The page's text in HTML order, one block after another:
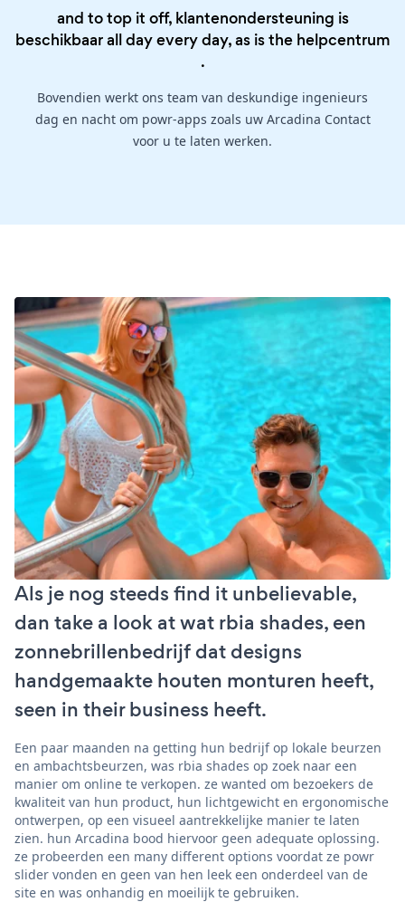
and to top it off, klantenondersteuning is
beschikbaar all day every day, as is the helpcentrum
.
Bovendien werkt ons team van deskundige ingenieurs
dag en nacht om powr-apps zoals uw Arcadina Contact
voor u te laten werken.
Als je nog steeds find it unbelievable,
dan take a look at wat rbia shades, een
zonnebrillenbedrijf dat designs
handgemaakte houten monturen heeft,
seen in their business heeft.
Een paar maanden na getting hun bedrijf op lokale beurzen
en ambachtsbeurzen, was rbia shades op zoek naar een
manier om online te verkopen. ze wanted om bezoekers de
kwaliteit van hun product, hun lichtgewicht en ergonomische
ontwerpen, op een visueel aantrekkelijke manier te laten
zien. hun Arcadina bood hiervoor geen adequate oplossing.
ze probeerden een many different options voordat ze powr
slider vonden en geen van hen leek een onderdeel van de
site en was onhandig en moeilijk te gebruiken.